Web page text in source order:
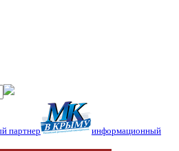
партнер
информационный